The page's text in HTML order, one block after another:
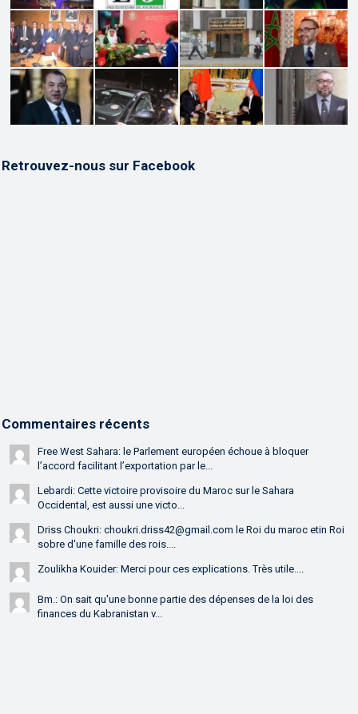
Retrouvez-nous sur Facebook
Commentaires récents
Free West Sahara: le Parlement européen échoue à bloquer
l’accord facilitant l’exportation par le...
Lebardi: Cette victoire provisoire du Maroc sur le Sahara
Occidental, est aussi une victo...
Driss Choukri: choukri.driss42@gmail.com le Roi du maroc etin Roi
sobre d'une famille des rois....
Zoulikha Kouider: Merci pour ces explications. Très utile....
Bm.: On sait qu'une bonne partie des dépenses de la loi des
finances du Kabranistan v...